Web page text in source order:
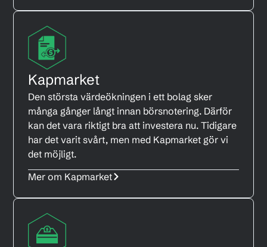
Kapmarket
Den största värdeökningen i ett bolag sker
många gånger långt innan börsnotering. Därför
kan det vara riktigt bra att investera nu. Tidigare
har det varit svårt, men med Kapmarket gör vi
det möjligt.
Mer om Kapmarket